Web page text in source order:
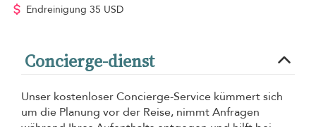
Endreinigung 35 USD
Concierge-dienst
Unser kostenloser Concierge-Service kümmert sich
um die Planung vor der Reise, nimmt Anfragen